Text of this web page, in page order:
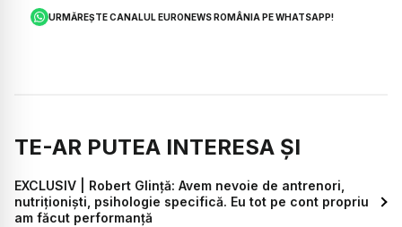
URMĂREȘTE CANALUL EURONEWS ROMÂNIA PE WHATSAPP!
TE-AR PUTEA INTERESA ȘI
EXCLUSIV | Robert Glință: Avem nevoie de antrenori,
nutriționiști, psihologie specifică. Eu tot pe cont propriu
am făcut performanță